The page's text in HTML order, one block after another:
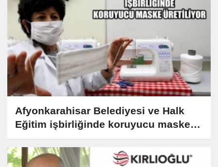
Afyonkarahisar Belediyesi ve Halk
Eğitim işbirliğinde koruyucu maske
üretiliyor